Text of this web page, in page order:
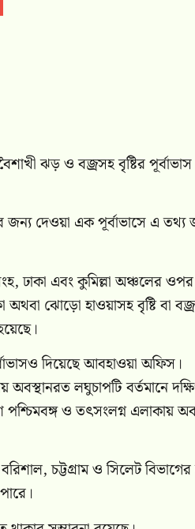
ঝড় ও বজ্রসহ বৃষ্টির পূর্বাভাস
দেওয়া এক পূর্বাভাসে এ তথ্য
ঢাকা এবং কুমিল্লা অঞ্চলের
অথবা ঝোড়ো হাওয়াসহ বৃষ্টি বা
দিয়েছে আবহাওয়া অফিস।
লঘুচাপটি বর্তমানে
ও তৎসংলগ্ন এলাকায়
চট্টগ্রাম ও সিলেট